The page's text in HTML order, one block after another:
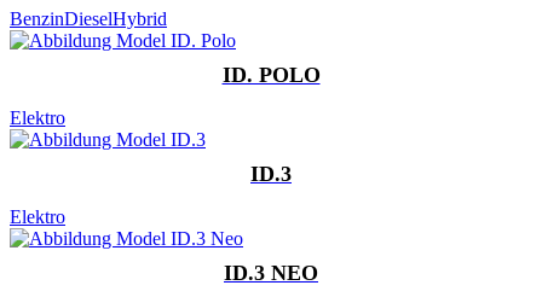
BenzinDieselHybrid
ID. POLO
Elektro
ID.3
Elektro
ID.3 NEO